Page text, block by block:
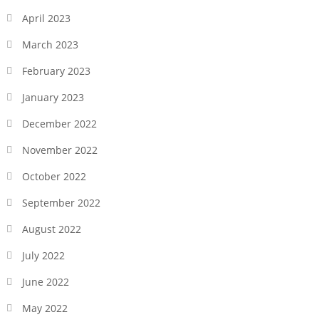
April 2023
March 2023
February 2023
January 2023
December 2022
November 2022
October 2022
September 2022
August 2022
July 2022
June 2022
May 2022